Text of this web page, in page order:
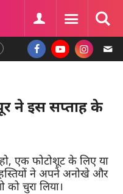
ने इस सप्ताह के
एक फोटोशूट के लिए या
हस्तियों ने अपने अनोखे और
को चुरा लिया।